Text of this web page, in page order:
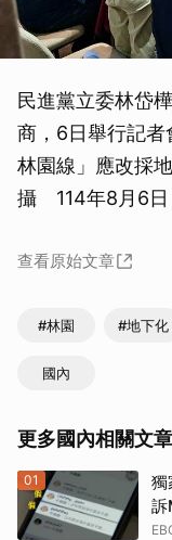
民進黨立委林岱
商，6日舉行記者
林園線」應改採
攝 114年8月6日
查看原始文章
#林園 #地下化
國內
更多國內相關文章
01
獨
訴